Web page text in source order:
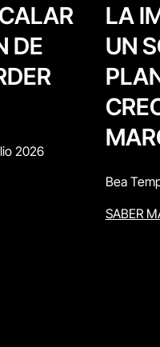
DE
2026
LA
UN
Bea
SABER